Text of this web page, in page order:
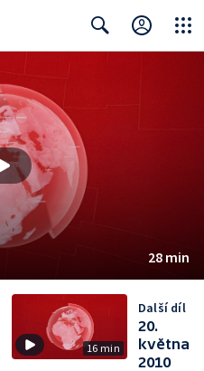
28 min
16 min
Další díl
20.
května
2010